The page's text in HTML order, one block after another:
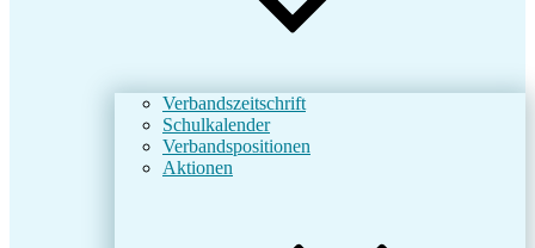
Verbandszeitschrift
Schulkalender
Verbandspositionen
Aktionen